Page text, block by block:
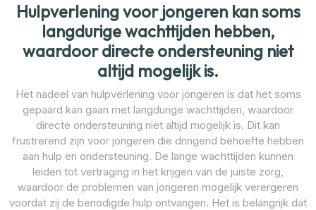
Hulpverlening voor jongeren kan soms
langdurige wachttijden hebben,
waardoor directe ondersteuning niet
altijd mogelijk is.
Het nadeel van hulpverlening voor jongeren is dat het soms
gepaard kan gaan met langdurige wachttijden, waardoor
directe ondersteuning niet altijd mogelijk is. Dit kan
frustrerend zijn voor jongeren die dringend behoefte hebben
aan hulp en ondersteuning. De lange wachttijden kunnen
leiden tot vertraging in het krijgen van de juiste zorg,
waardoor de problemen van jongeren mogelijk verergeren
voordat zij de benodigde hulp ontvangen. Het is belangrijk dat